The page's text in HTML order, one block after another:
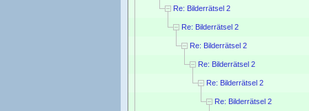
Re: Bilderrätsel 2
Re: Bilderrätsel 2
Re: Bilderrätsel 2
Re: Bilderrätsel 2
Re: Bilderrätsel 2
Re: Bilderrätsel 2